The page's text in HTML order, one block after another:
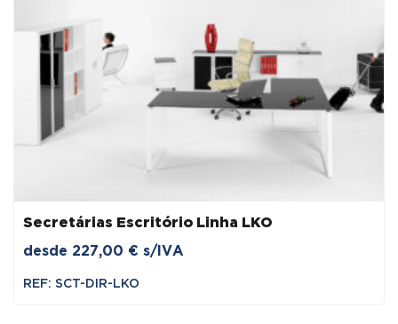
Secretárias Escritório Linha LKO
desde 227,00 € s/IVA
REF: SCT-DIR-LKO